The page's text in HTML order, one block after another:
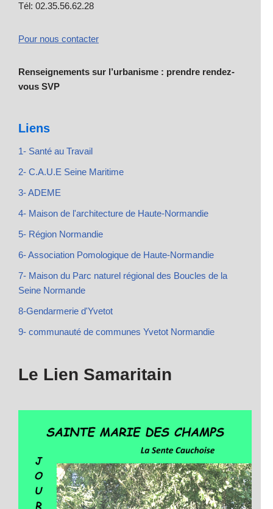
Tél: 02.35.56.62.28
Pour nous contacter
Renseignements sur l’urbanisme : prendre rendez-
vous SVP
Liens
1- Santé au Travail
2- C.A.U.E Seine Maritime
3- ADEME
4- Maison de l'architecture de Haute-Normandie
5- Région Normandie
6- Association Pomologique de Haute-Normandie
7- Maison du Parc naturel régional des Boucles de la
Seine Normande
8-Gendarmerie d'Yvetot
9- communauté de communes Yvetot Normandie
Le Lien Samaritain